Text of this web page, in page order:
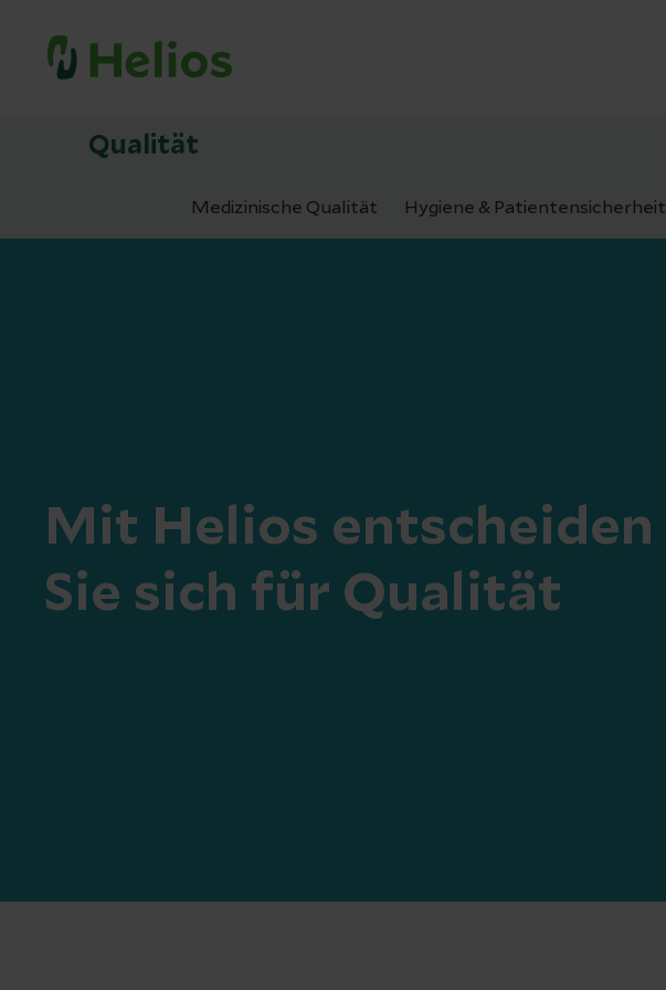
Qualität
Medizinische Qualität Hygiene & Patientensicherheit
Mit Helios entscheiden
Sie sich für Qualität